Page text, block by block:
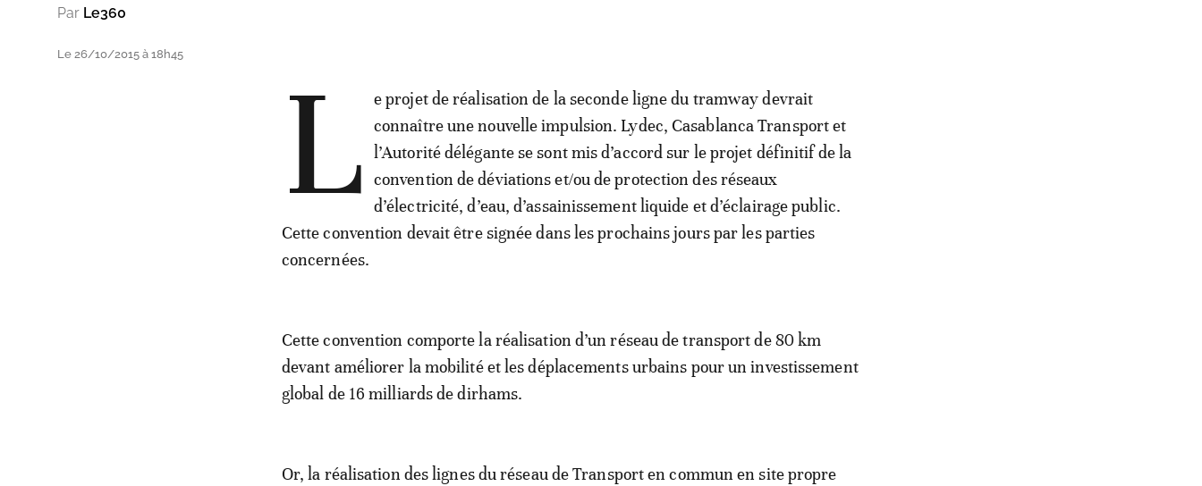
Par Le360
Le 26/10/2015 à 18h45 L
e projet de réalisation de la seconde ligne du tramway devrait
connaître une nouvelle impulsion. Lydec, Casablanca Transport et
l’Autorité délégante se sont mis d’accord sur le projet définitif de la
convention de déviations et/ou de protection des réseaux
d’électricité, d’eau, d’assainissement liquide et d’éclairage public.
Cette convention devait être signée dans les prochains jours par les parties
concernées.
Cette convention comporte la réalisation d’un réseau de transport de 80 km
devant améliorer la mobilité et les déplacements urbains pour un investissement
global de 16 milliards de dirhams.
Or, la réalisation des lignes du réseau de Transport en commun en site propre